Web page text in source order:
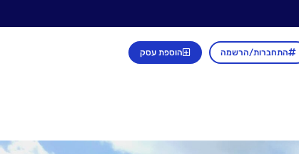
התחברות/הרשמה הוספת עסק